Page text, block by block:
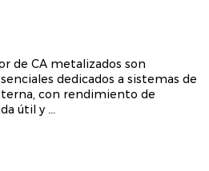
de CA metalizados son
dedicados a sistemas de
con rendimiento de
útil y ...